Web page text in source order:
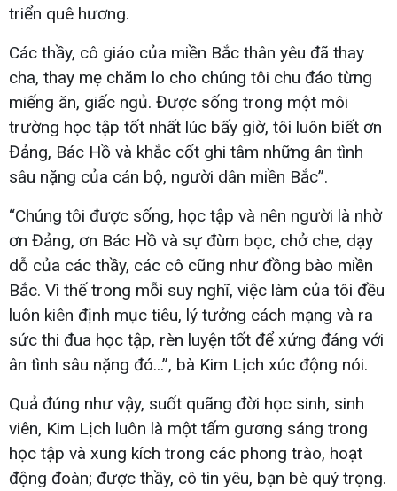
triển quê hương.
Các thầy, cô giáo của miền Bắc thân yêu đã thay
cha, thay mẹ chăm lo cho chúng tôi chu đáo từng
miếng ăn, giấc ngủ. Được sống trong một môi
trường học tập tốt nhất lúc bấy giờ, tôi luôn biết ơn
Đảng, Bác Hồ và khắc cốt ghi tâm những ân tình
sâu nặng của cán bộ, người dân miền Bắc”.
“Chúng tôi được sống, học tập và nên người là nhờ
ơn Đảng, ơn Bác Hồ và sự đùm bọc, chở che, dạy
dỗ của các thầy, các cô cũng như đồng bào miền
Bắc. Vì thế trong mỗi suy nghĩ, việc làm của tôi đều
luôn kiên định mục tiêu, lý tưởng cách mạng và ra
sức thi đua học tập, rèn luyện tốt để xứng đáng với
ân tình sâu nặng đó...”, bà Kim Lịch xúc động nói.
Quả đúng như vậy, suốt quãng đời học sinh, sinh
viên, Kim Lịch luôn là một tấm gương sáng trong
học tập và xung kích trong các phong trào, hoạt
động đoàn; được thầy, cô tin yêu, bạn bè quý trọng.